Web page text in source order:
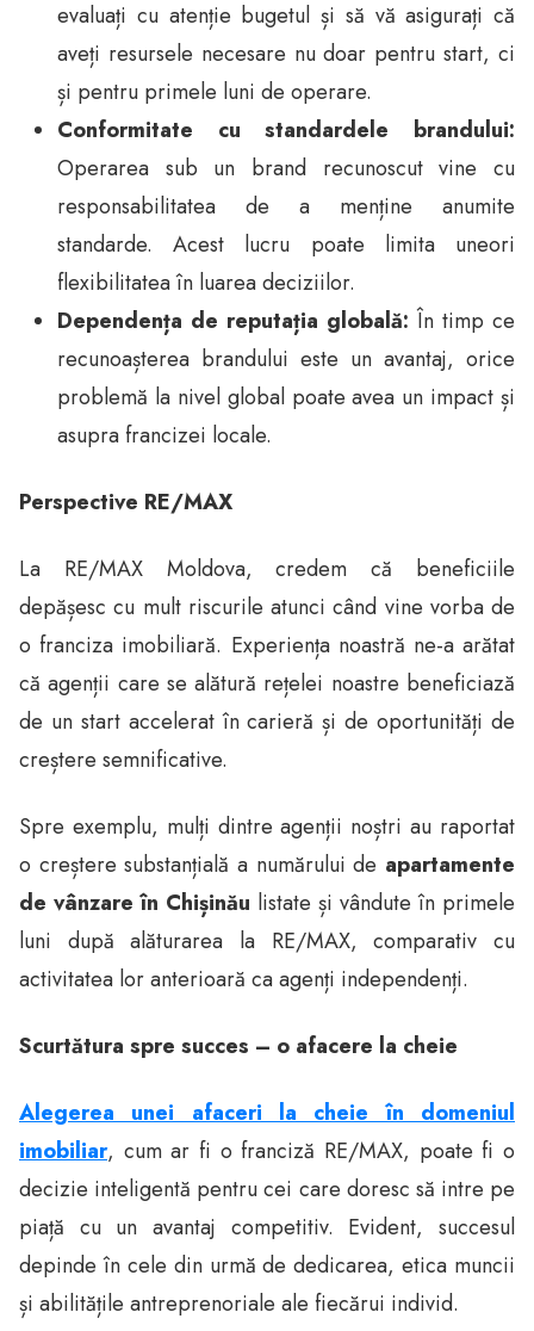
evaluați cu atenție bugetul și să vă asigurați că
aveți resursele necesare nu doar pentru start, ci
și pentru primele luni de operare.
Conformitate cu standardele brandului:
Operarea sub un brand recunoscut vine cu
responsabilitatea de a menține anumite
standarde. Acest lucru poate limita uneori
flexibilitatea în luarea deciziilor.
Dependența de reputația globală: În timp ce
recunoașterea brandului este un avantaj, orice
problemă la nivel global poate avea un impact și
asupra francizei locale.
Perspective RE/MAX
La RE/MAX Moldova, credem că beneficiile
depășesc cu mult riscurile atunci când vine vorba de
o franciza imobiliară. Experiența noastră ne-a arătat
că agenții care se alătură rețelei noastre beneficiază
de un start accelerat în carieră și de oportunități de
creștere semnificative.
Spre exemplu, mulți dintre agenții noștri au raportat
o creștere substanțială a numărului de apartamente
de vânzare în Chișinău listate și vândute în primele
luni după alăturarea la RE/MAX, comparativ cu
activitatea lor anterioară ca agenți independenți.
Scurtătura spre succes – o afacere la cheie
Alegerea unei afaceri la cheie în domeniul
imobiliar, cum ar fi o franciză RE/MAX, poate fi o
decizie inteligentă pentru cei care doresc să intre pe
piață cu un avantaj competitiv. Evident, succesul
depinde în cele din urmă de dedicarea, etica muncii
și abilitățile antreprenoriale ale fiecărui individ.